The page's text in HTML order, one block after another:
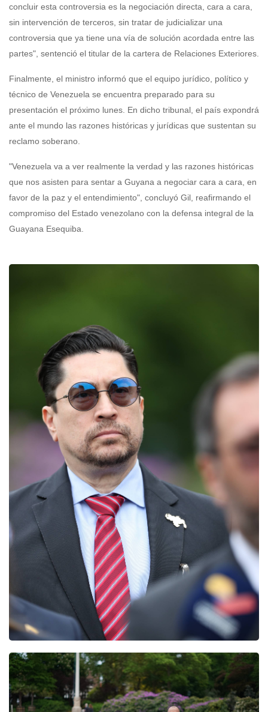
concluir esta controversia es la negociación directa, cara a cara,
sin intervención de terceros, sin tratar de judicializar una
controversia que ya tiene una vía de solución acordada entre las
partes", sentenció el titular de la cartera de Relaciones Exteriores.
Finalmente, el ministro informó que el equipo jurídico, político y
técnico de Venezuela se encuentra preparado para su
presentación el próximo lunes. En dicho tribunal, el país expondrá
ante el mundo las razones históricas y jurídicas que sustentan su
reclamo soberano.
"Venezuela va a ver realmente la verdad y las razones históricas
que nos asisten para sentar a Guyana a negociar cara a cara, en
favor de la paz y el entendimiento", concluyó Gil, reafirmando el
compromiso del Estado venezolano con la defensa integral de la
Guayana Esequiba.